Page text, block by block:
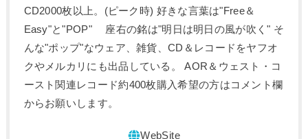
CD2000枚以上。(ピーク時) 好きな言葉は"Free＆
Easy"と"POP" 座右の銘は"明日は明日の風が吹く" そ
んな"ポップ"なウェア、雑貨、CD＆レコードをヤフオ
クやメルカリにも出品している。 AOR＆ウェスト・コ
ースト関連レコード約400枚購入希望の方はコメント欄
からお願いします。